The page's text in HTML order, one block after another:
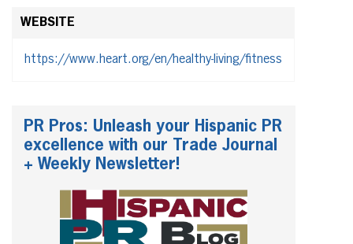
WEBSITE
https://www.heart.org/en/healthy-living/fitness
PR Pros: Unleash your Hispanic PR
excellence with our Trade Journal
+ Weekly Newsletter!